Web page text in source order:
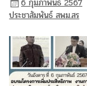
6 กุมภาพันธ์ 2567
ประชาสัมพันธ์ สพม.สร